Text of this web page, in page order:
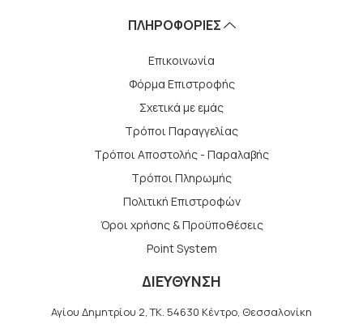
ΠΛΗΡΟΦΟΡΙΕΣ
Επικοινωνία
Φόρμα Επιστροφής
Σχετικά με εμάς
Τρόποι Παραγγελίας
Τρόποι Αποστολής - Παραλαβής
Tρόποι Πληρωμής
Πολιτική Επιστροφών
Όροι χρήσης & Προϋποθέσεις
Point System
ΔΙΕΥΘΥΝΣΗ
Αγίου Δημητρίου 2, TK. 54630 Κέντρο, Θεσσαλονίκη